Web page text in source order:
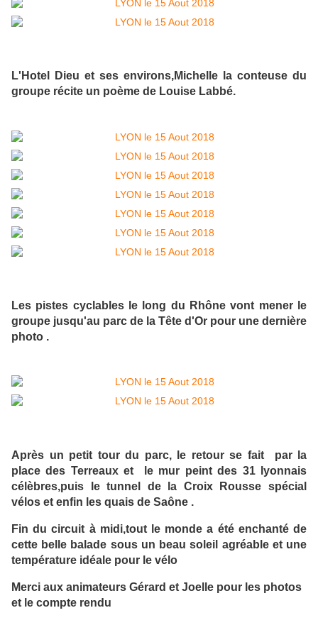
L'Hotel Dieu et ses environs,Michelle la conteuse du
groupe récite un poème de Louise Labbé.
Les pistes cyclables le long du Rhône vont mener le
groupe jusqu'au parc de la Tête d'Or pour une dernière
photo .
Après un petit tour du parc, le retour se fait par la
place des Terreaux et le mur peint des 31 lyonnais
célèbres,puis le tunnel de la Croix Rousse spécial
vélos et enfin les quais de Saône .
Fin du circuit à midi,tout le monde a été enchanté de
cette belle balade sous un beau soleil agréable et une
température idéale pour le vélo
Merci aux animateurs Gérard et Joelle pour les photos
et le compte rendu